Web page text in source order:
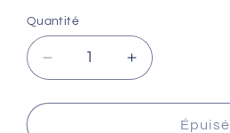
Quantité
Réduire
la
quantité
Augmenter
la
quantité
Épuisé